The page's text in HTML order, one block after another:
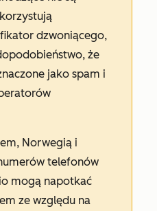
dzwoniącego,
że
jako spam i
Norwegią i
telefonów
mogą napotkać
ze względu na